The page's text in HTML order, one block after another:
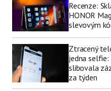
Recenze:
HONOR
slevovým
Ztracený
jedna
slibovala
za týden